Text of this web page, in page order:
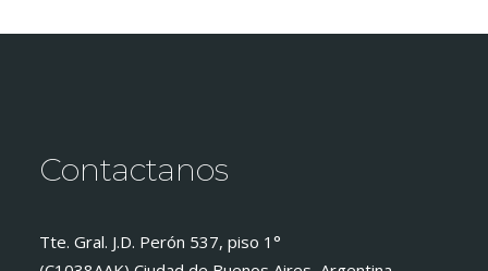
Contactanos
Tte. Gral. J.D. Perón 537, piso 1°